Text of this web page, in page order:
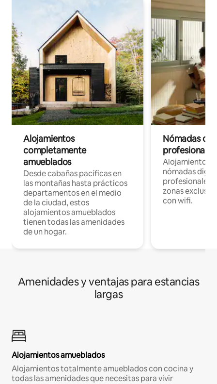
Alojamientos
completamente
amueblados
Desde cabañas pacíficas en
las montañas hasta prácticos
departamentos en el medio
de la ciudad, estos
alojamientos amueblados
tienen todas las amenidades
de un hogar.
Nómadas
Alojamientos
nómadas
profesionales
zonas
con wifi.
Amenidades y ventajas para estancias
largas
Alojamientos amueblados
Alojamientos totalmente amueblados con cocina y
todas las amenidades que necesitas para vivir